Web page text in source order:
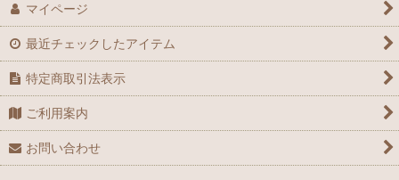
マイページ
最近チェックしたアイテム
特定商取引法表示
ご利用案内
お問い合わせ